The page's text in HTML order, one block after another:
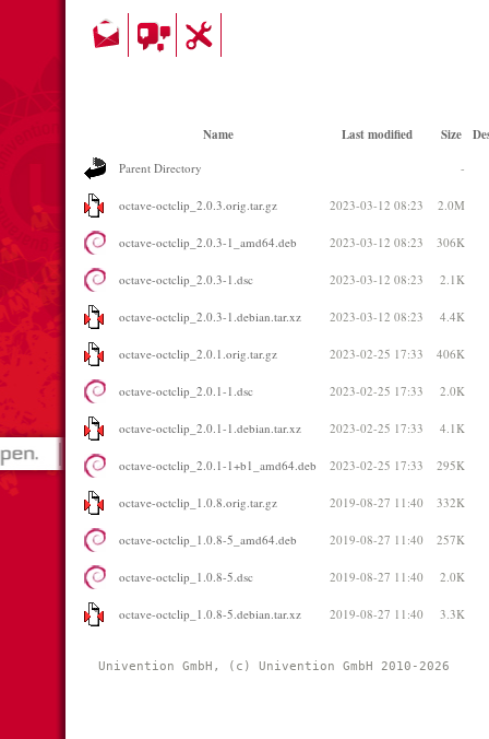
Name Last modified Size
Parent Directory -
octave-octclip_2.0.3.orig.tar.gz 2023-03-12 08:23 2.0M
octave-octclip_2.0.3-1_amd64.deb 2023-03-12 08:23 306K
octave-octclip_2.0.3-1.dsc 2023-03-12 08:23 2.1K
octave-octclip_2.0.3-1.debian.tar.xz 2023-03-12 08:23 4.4K
octave-octclip_2.0.1.orig.tar.gz 2023-02-25 17:33 406K
octave-octclip_2.0.1-1.dsc 2023-02-25 17:33 2.0K
octave-octclip_2.0.1-1.debian.tar.xz 2023-02-25 17:33 4.1K
octave-octclip_2.0.1-1+b1_amd64.deb 2023-02-25 17:33 295K
octave-octclip_1.0.8.orig.tar.gz 2019-08-27 11:40 332K
octave-octclip_1.0.8-5_amd64.deb 2019-08-27 11:40 257K
octave-octclip_1.0.8-5.dsc 2019-08-27 11:40 2.0K
octave-octclip_1.0.8-5.debian.tar.xz 2019-08-27 11:40 3.3K
Univention GmbH, (c) Univention GmbH 2010-2026